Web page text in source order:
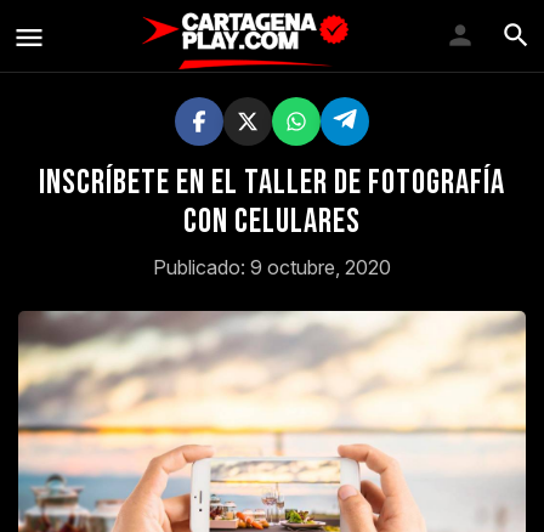
Inscríbete en el Taller de Fotografía
con Celulares
Publicado: 9 octubre, 2020